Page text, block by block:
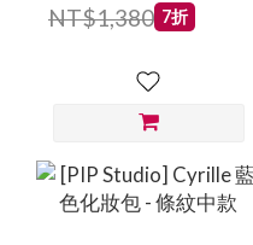
NT$1,380 7折